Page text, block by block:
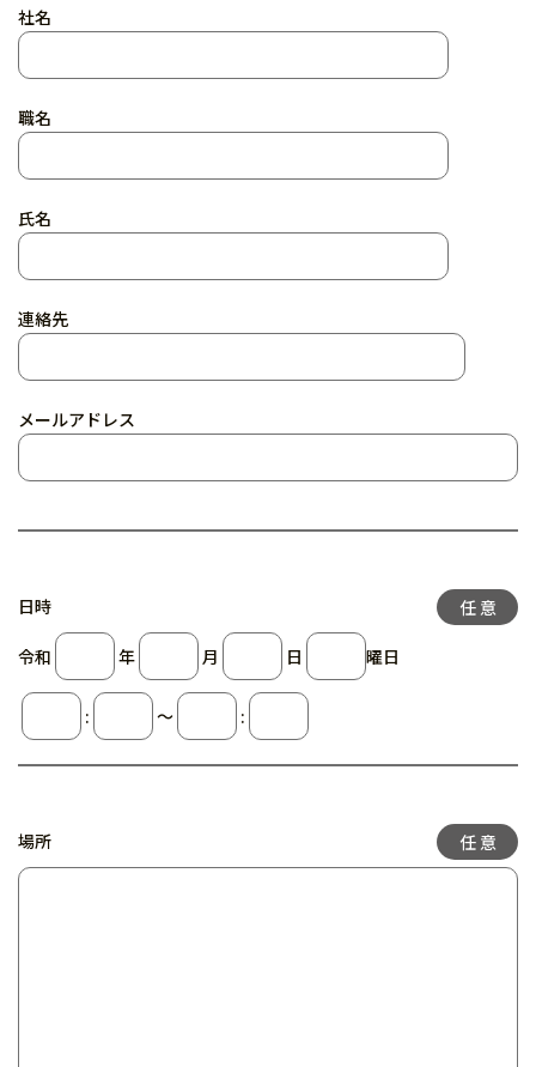
社名
職名
氏名
連絡先
メールアドレス
日時
令和 年 月 日 曜日
: 〜 :
場所